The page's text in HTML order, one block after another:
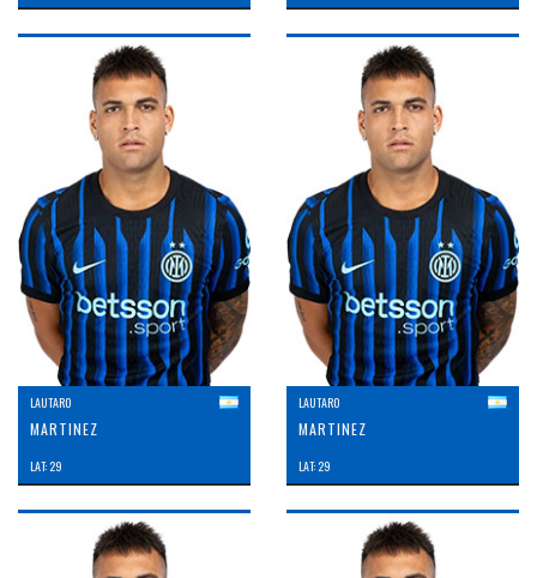
LAUTARO
MARTINEZ
LAT: 29
LAUTARO
MARTINEZ
LAT: 29